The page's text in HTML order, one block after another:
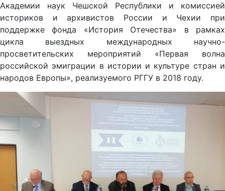
Академии наук Чешской Республики и комиссией
историков и архивистов России и Чехии при
поддержке фонда «История Отечества» в рамках
цикла выездных международных научно-
просветительских мероприятий «Первая волна
российской эмиграции в истории и культуре стран и
народов Европы», реализуемого РГГУ в 2018 году.